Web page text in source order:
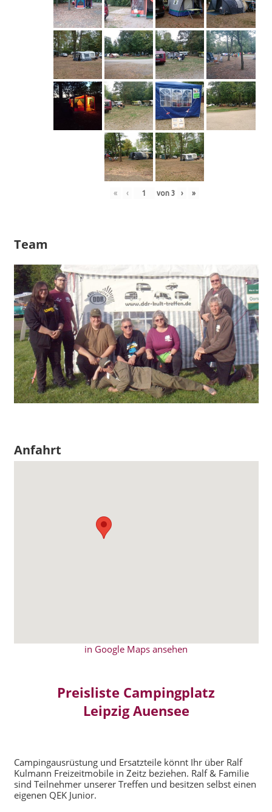
« ‹ von 3 › »
Team
Anfahrt
in Google Maps ansehen
Preisliste Campingplatz
Leipzig Auensee
Campingausrüstung und Ersatzteile könnt Ihr über Ralf
Kulmann Freizeitmobile in Zeitz beziehen. Ralf & Familie
sind Teilnehmer unserer Treffen und besitzen selbst einen
eigenen QEK Junior.